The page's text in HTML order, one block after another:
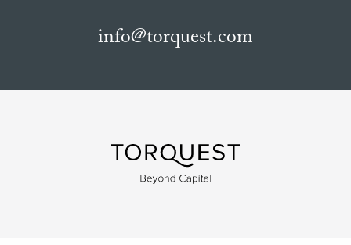
info@torquest.com